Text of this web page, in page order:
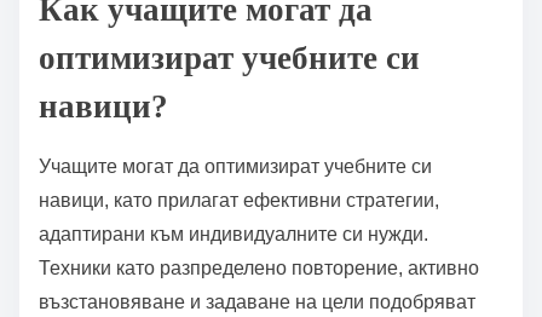
Например, потапящите виртуални реалности
позволяват на учащите да практикуват умения в
реалистични сценарии, насърчавайки по-дълбоко
разбиране. Освен това, елементи на
геймификация се интегрират в учебните
платформи, правейки образованието по-
интерактивно и мотивиращо. Тези напредъци имат
за цел да създадат по-ефективни учебни пътеки,
които отговарят на индивидуалните нужди и